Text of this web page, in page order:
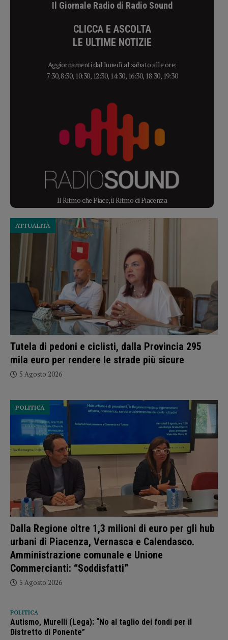
Il Giornale Radio di Radio Sound
CLICCA E ASCOLTA
LE ULTIME NOTIZIE
Aggiornamenti dal lunedì al sabato alle ore:
7:30, 8:30, 10:30, 12:30, 14:30, 16:30, 18:30, 19:30
Il Ritmo che Piace, il Ritmo di Piacenza
Tutela di pedoni e ciclisti, dalla Provincia 295
mila euro per rendere le strade più sicure
ATTUALITÀ
5 Agosto 2026
Dalla Regione oltre 1,3 milioni di euro per gli hub
urbani di Piacenza, Vernasca e Calendasco.
Amministrazione comunale e Unione
Commercianti: “Soddisfatti”
POLITICA
5 Agosto 2026
POLITICA
Autismo, Murelli (Lega): “No al taglio dei fondi per il
Distretto di Ponente”